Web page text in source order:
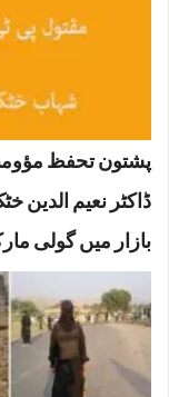
پشتون تحفظ
ڈاکٹر نعیم الدین
بازار میں گولی